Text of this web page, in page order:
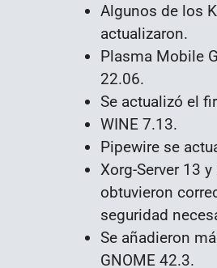
Algunos de los
actualizaron.
Plasma Mobile
22.06.
Se actualizó el
WINE 7.13.
Pipewire se
Xorg-Server 13
obtuvieron
seguridad
Se añadieron
GNOME 42.3.